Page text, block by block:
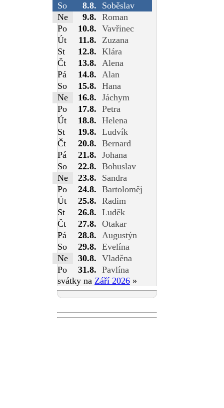
So
8.8.
Soběslav
Ne
9.8. Roman
Po
10.8. Vavřinec
Út
11.8.
Zuzana
St
12.8. Klára
Čt
13.8. Alena
Pá
14.8. Alan
So
15.8. Hana
Ne
16.8. Jáchym
Po
17.8. Petra
Út
18.8. Helena
St
19.8. Ludvík
Čt
20.8. Bernard
Pá
21.8. Johana
So
22.8. Bohuslav
Ne
23.8.
Sandra
Po
24.8. Bartoloměj
Út
25.8. Radim
St
26.8. Luděk
Čt
27.8. Otakar
Pá
28.8. Augustýn
So
29.8. Evelína
Ne
30.8. Vladěna
Po
31.8. Pavlína
svátky na Září 2026 »